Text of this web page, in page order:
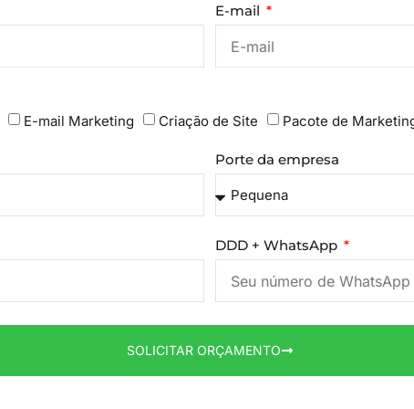
E-mail
E-mail Marketing Criação de Site Pacote de
Porte da empresa
DDD + WhatsApp
SOLICITAR ORÇAMENTO